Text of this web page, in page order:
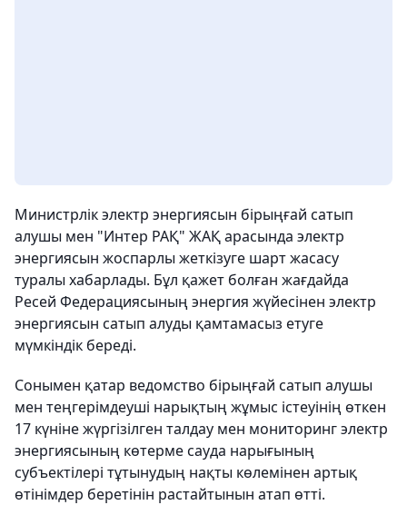
Министрлік электр энергиясын бірыңғай сатып
алушы мен "Интер РАҚ" ЖАҚ арасында электр
энергиясын жоспарлы жеткізуге шарт жасасу
туралы хабарлады. Бұл қажет болған жағдайда
Ресей Федерациясының энергия жүйесінен электр
энергиясын сатып алуды қамтамасыз етуге
мүмкіндік береді.
Сонымен қатар ведомство бірыңғай сатып алушы
мен теңгерімдеуші нарықтың жұмыс істеуінің өткен
17 күніне жүргізілген талдау мен мониторинг электр
энергиясының көтерме сауда нарығының
субъектілері тұтынудың нақты көлемінен артық
өтінімдер беретінін растайтынын атап өтті.